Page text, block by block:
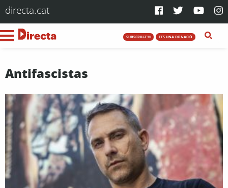
directa.cat
SUBSCRIU-T'HI FES UNA DONACIÓ
Antifascistas